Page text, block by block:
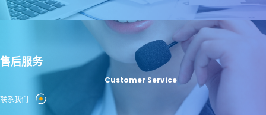
售后服务
Customer Service
联系我们